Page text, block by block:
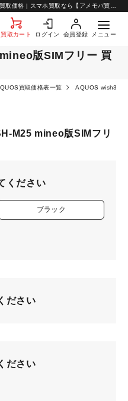
買取カート ログイン 会員登録 メニュー
版SIMフリー 買
買取価格表一覧 AQUOS wish3買
M25 mineo版SIMフリ
ください
ブラック
ださい
ださい